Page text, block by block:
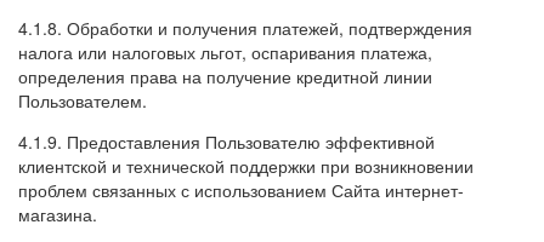
4.1.8. Обработки и получения платежей, подтверждения
налога или налоговых льгот, оспаривания платежа,
определения права на получение кредитной линии
Пользователем.
4.1.9. Предоставления Пользователю эффективной
клиентской и технической поддержки при возникновении
проблем связанных с использованием Сайта интернет-
магазина.